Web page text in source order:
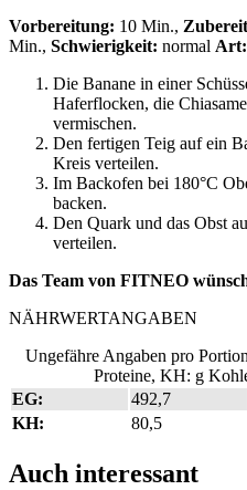
Vorbereitung: 10 Min.,
Min., Schwierigkeit: normal Art:
Die Banane in einer
Haferflocken, die
vermischen.
Den fertigen Teig auf ein
Kreis verteilen.
Im Backofen bei 180°C
backen.
Den Quark und das Obst
verteilen.
Das Team von FITNEO
NÄHRWERTANGABEN
Ungefähre Angaben pro
Proteine, KH: g
EG:
492,7
KH:
80,5
Auch interessant